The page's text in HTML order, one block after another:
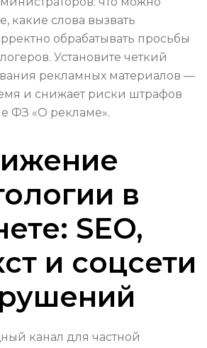
какие слова вызвать
обрабатывать просьбы
Установите четкий
рекламных материалов —
и снижает риски штрафов
ФЗ «О рекламе».
в
SEO,
и соцсети
канал для частной